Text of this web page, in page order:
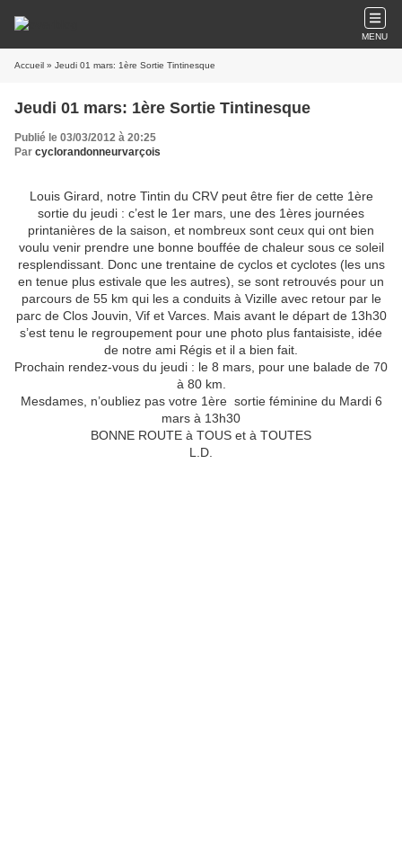
MENU
Accueil » Jeudi 01 mars: 1ère Sortie Tintinesque
Jeudi 01 mars: 1ère Sortie Tintinesque
Publié le 03/03/2012 à 20:25
Par cyclorandonneurvarçois
Louis Girard, notre Tintin du CRV peut être fier de cette 1ère
sortie du jeudi : c’est le 1er mars, une des 1ères journées
printanières de la saison, et nombreux sont ceux qui ont bien
voulu venir prendre une bonne bouffée de chaleur sous ce soleil
resplendissant. Donc une trentaine de cyclos et cyclotes (les uns
en tenue plus estivale que les autres), se sont retrouvés pour un
parcours de 55 km qui les a conduits à Vizille avec retour par le
parc de Clos Jouvin, Vif et Varces. Mais avant le départ de 13h30
s’est tenu le regroupement pour une photo plus fantaisiste, idée
de notre ami Régis et il a bien fait.
Prochain rendez-vous du jeudi : le 8 mars, pour une balade de 70
à 80 km.
Mesdames, n’oubliez pas votre 1ère sortie féminine du Mardi 6
mars à 13h30
BONNE ROUTE à TOUS et à TOUTES
L.D.